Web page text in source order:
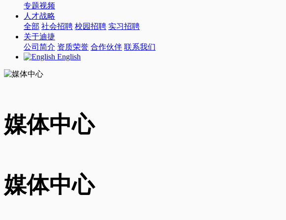
专题视频
人才战略
全部 社会招聘 校园招聘 实习招聘
关于迪捷
公司简介 资质荣誉 合作伙伴 联系我们
English
媒体中心
媒体中心